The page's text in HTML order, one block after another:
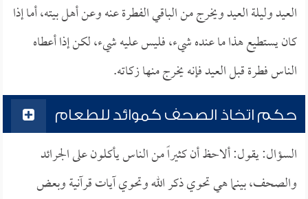
العيد وليلة العيد ويخرج من الباقي الفطرة عنه وعن أهل بيته، أما إذا
كان يستطيع هذا ما عنده شيء، فليس عليه شيء، لكن إذا أعطاه
الناس فطرة قبل العيد فإنه يخرج منها زكاته.
حكم اتخاذ الصحف كموائد للطعام
السؤال: يقول: ألاحظ أن كثيراً من الناس يأكلون على الجرائد
والصحف، بينما هي تحوي ذكر الله وتحوي آيات قرآنية وبعض